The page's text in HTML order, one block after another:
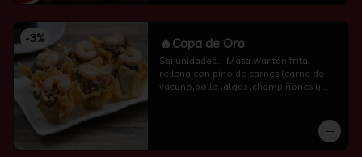
-3% 🔥Copa de Oro
Sei unidades..   Masa wantán frita
rellena con pino de carnes (carne de
vacuno,pollo ,algas ,champiñones y